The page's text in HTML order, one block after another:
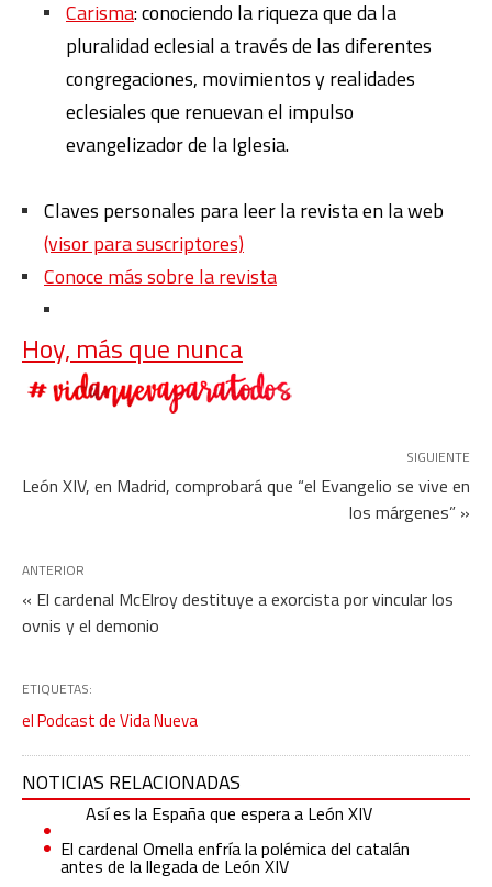
Carisma: conociendo la riqueza que da la
pluralidad eclesial a través de las diferentes
congregaciones, movimientos y realidades
eclesiales que renuevan el impulso
evangelizador de la Iglesia.
Claves personales para leer la revista en la web
(visor para suscriptores)
Conoce más sobre la revista
Hoy, más que nunca
SIGUIENTE
León XIV, en Madrid, comprobará que “el Evangelio se vive en
los márgenes” »
ANTERIOR
« El cardenal McElroy destituye a exorcista por vincular los
ovnis y el demonio
ETIQUETAS:
el Podcast de Vida Nueva
NOTICIAS RELACIONADAS
Así es la España que espera a León XIV
El cardenal Omella enfría la polémica del catalán
antes de la llegada de León XIV